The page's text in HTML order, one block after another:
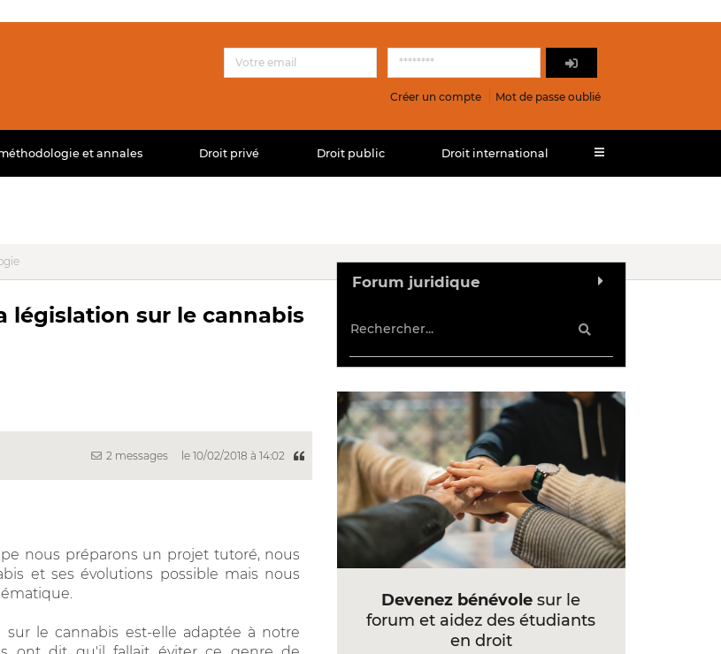
Créer un compte Mot de passe oublié
et annales Droit privé Droit public Droit international
législation sur le cannabis
2 messages le 10/02/2018 à 14:02
nous préparons un projet tutoré, nous
et ses évolutions possible mais nous
sur le cannabis est-elle adaptée à notre
Forum juridique
Devenez bénévole sur le
forum et aidez des étudiants
en droit